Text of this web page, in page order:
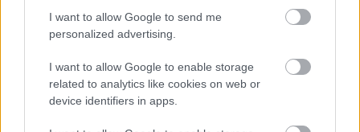
I want to allow Google to send me
personalized advertising.
I want to allow Google to enable storage
related to analytics like cookies on web or
device identifiers in apps.
A tengerfenék alatt négy óriáskábellel kötik össze
Spanyolország és Franciaország villamosenergia-
hálózatát